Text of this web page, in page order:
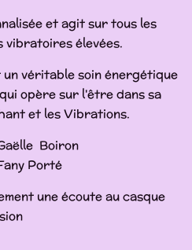
et agit sur tous les
vibratoires élevées.
un véritable soin énergétique
opère sur l'être dans sa
et les Vibrations.
Gaëlle Boiron
Porté
une écoute au casque